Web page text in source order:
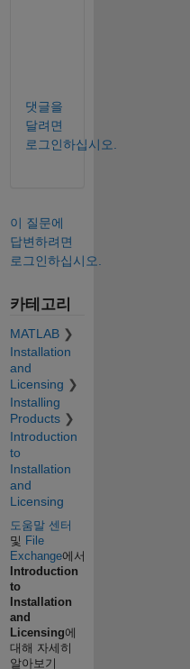
댓글을
달려면
로그인하십시오.
이 질문에
답변하려면
로그인하십시오.
카테고리
MATLAB
Installation
and
Licensing
Installing
Products
Introduction
to
Installation
and
Licensing
도움말 센터
및 File
Exchange에서
Introduction
to
Installation
and
Licensing에
대해 자세히
알아보기